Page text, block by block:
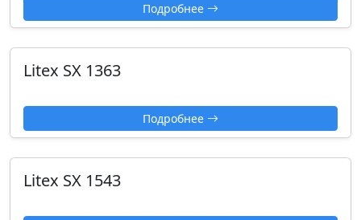
Подробнее
Litex SX 1363
Подробнее
Litex SX 1543